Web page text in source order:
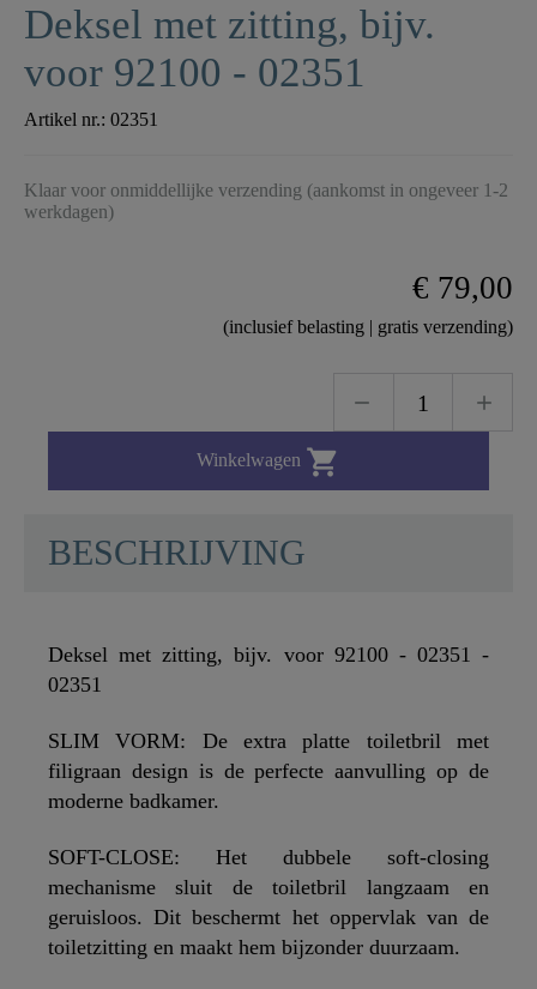
Deksel met zitting, bijv.
voor 92100 - 02351
Artikel nr.: 02351
Klaar voor onmiddellijke verzending (aankomst in ongeveer 1-2
werkdagen)
€ 79,00
(inclusief belasting | gratis verzending)
Winkelwagen 
BESCHRIJVING
Deksel met zitting, bijv. voor 92100 - 02351 -
02351
SLIM VORM: De extra platte toiletbril met
filigraan design is de perfecte aanvulling op de
moderne badkamer.
SOFT-CLOSE: Het dubbele soft-closing
mechanisme sluit de toiletbril langzaam en
geruisloos. Dit beschermt het oppervlak van de
toiletzitting en maakt hem bijzonder duurzaam.